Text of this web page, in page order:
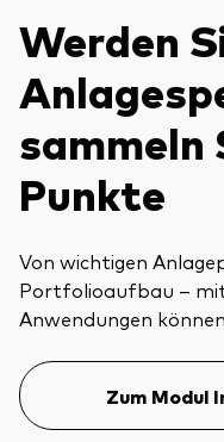
Werden
sammeln
Punkte
Von wichtigen
Portfolioaufbau –
Anwendungen
Zum Modul